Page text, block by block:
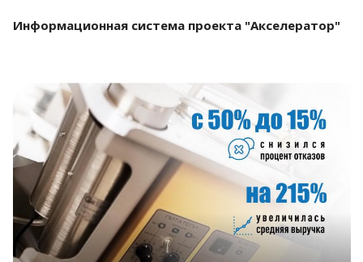
Информационная система проекта "Акселератор"
Смотреть проект